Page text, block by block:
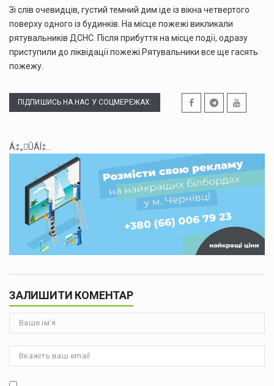
Зі слів очевидців, густий темний дим іде із вікна четвертого
поверху одного із будинків. На місце пожежі викликали
рятувальників ДСНС. Після прибуття на місце події, одразу
приступили до ліквідації пожежі.Рятувальники все ще гасять
пожежу.
ПІДПИШИСЬ НА НАС У СОЦМЕРЕЖАХ:
Á‡„ÛÁÍ‡...
ЗАЛИШИТИ КОМЕНТАР